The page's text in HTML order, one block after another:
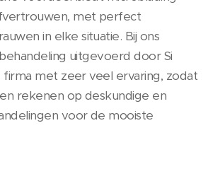
met perfect
in elke situatie. Bij ons
uitgevoerd door Si
met zeer veel ervaring, zodat
rekenen op deskundige en
voor de mooiste